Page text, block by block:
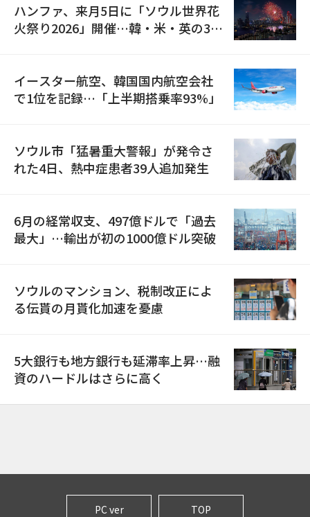
ハンファ、来月5日に「ソウル世界花
火祭り2026」開催…韓・米・英の3カ
イースター航空、韓国国内航空会社
で1位を記録…「上半期搭乗率93%」
ソウル市「猛暑重大警報」が発令さ
れた4日、熱中症患者39人追加発生
6月の経常収支、497億ドルで「過去
最大」…輸出が初の1000億ドル突破
ソウルのマンション、税制改正によ
る伝貰の月貰化加速を憂慮
5大銀行も地方銀行も延滞率上昇…融
資のハードルはさらに高く
PC ver TOP